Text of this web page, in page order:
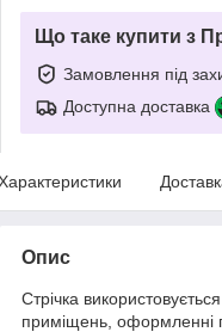
Що таке купити з
Замовлення під
Доступна доставка
Опис
Стрічка
приміщень, оформленні